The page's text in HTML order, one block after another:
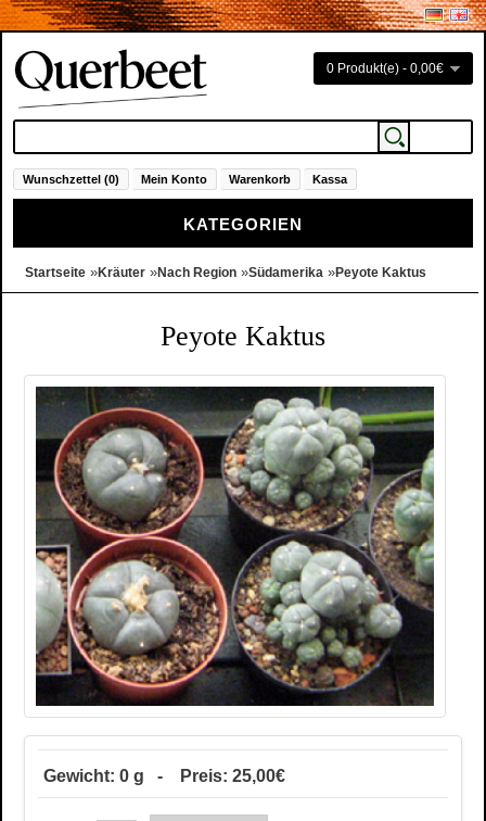
0 Produkt(e) - 0,00€
Wunschzettel (0) Mein Konto Warenkorb Kassa
KATEGORIEN
Startseite »Kräuter »Nach Region »Südamerika »Peyote Kaktus
Peyote Kaktus
Gewicht: 0 g - Preis: 25,00€